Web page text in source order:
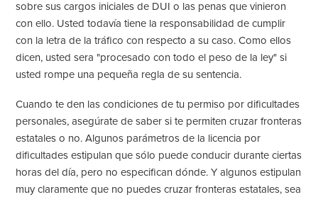
sobre sus cargos iniciales de DUI o las penas que vinieron
con ello. Usted todavía tiene la responsabilidad de cumplir
con la letra de la tráficocon respecto a su caso. Como ellos
dicen, usted sera "procesado con todo el peso de la ley" si
usted rompe una pequeña regla de su sentencia.
Cuando te den las condiciones de tu permiso por dificultades
personales, asegúrate de saber si te permiten cruzar fronteras
estatales o no. Algunos parámetros de la licencia por
dificultades estipulan que sólo puede conducir durante ciertas
horas del día, pero no especifican dónde. Y algunos estipulan
muy claramente que no puedes cruzar fronteras estatales, sea